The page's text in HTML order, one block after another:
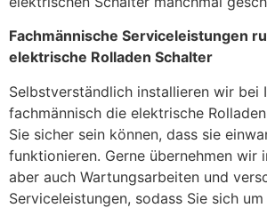
Fachmännische Serviceleistungen
elektrische Rolladen Schalter
Selbstverständlich installieren wir bei
fachmännisch die elektrische
Sie sicher sein können, dass sie
funktionieren. Gerne übernehmen wir
aber auch Wartungsarbeiten und
Serviceleistungen, sodass Sie sich